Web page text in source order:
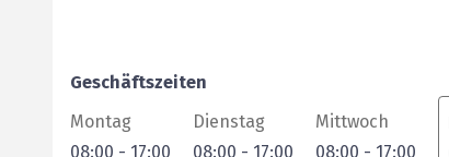
Geschäftszeiten
Montag
08:00 - 17:00
Dienstag
08:00 - 17:00
Mittwoch
08:00 - 17:00